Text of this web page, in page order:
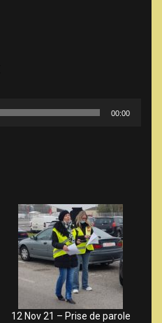
00:00
12 Nov 21 – Prise de parole